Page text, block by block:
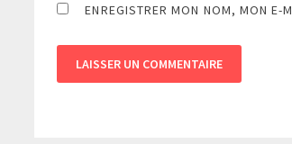
ENREGISTRER MON NOM, MON E-